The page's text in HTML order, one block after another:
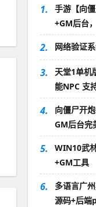
1.
手游【向
+GM后台
2. 网络验证
3.
天堂1单机
能NPC 支
4.
向僵尸开
GM后台完
5.
WIN10武
+GM工具
6.
多语言广
源码+后端